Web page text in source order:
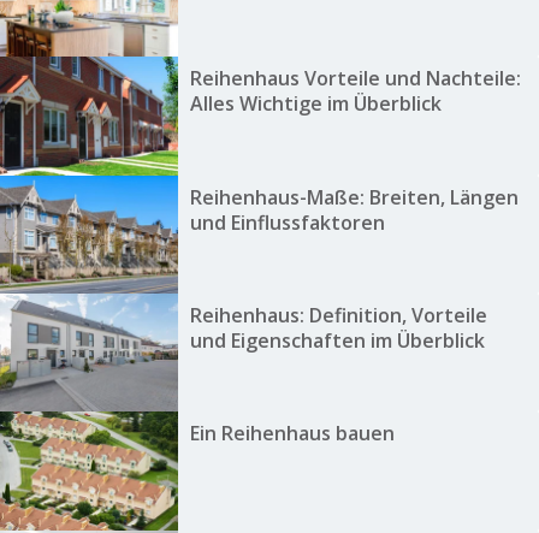
Reihenhaus Vorteile und Nachteile:
Alles Wichtige im Überblick
Reihenhaus-Maße: Breiten, Längen
und Einflussfaktoren
Reihenhaus: Definition, Vorteile
und Eigenschaften im Überblick
Ein Reihenhaus bauen